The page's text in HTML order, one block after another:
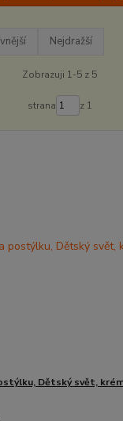
Nejdražší
Zobrazuji 1-5 z 5
strana z 1
Dětský svět,